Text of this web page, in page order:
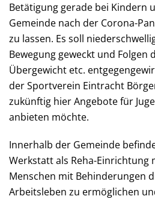
Betätigung gerade bei Kindern
Gemeinde nach der Corona-
zu lassen. Es soll
Bewegung geweckt und Folgen
Übergewicht etc.
der Sportverein Eintracht
zukünftig hier Angebote für
anbieten möchte.
Innerhalb der Gemeinde
Werkstatt als Reha-Einrichtung
Menschen mit Behinderungen
Arbeitsleben zu ermöglichen